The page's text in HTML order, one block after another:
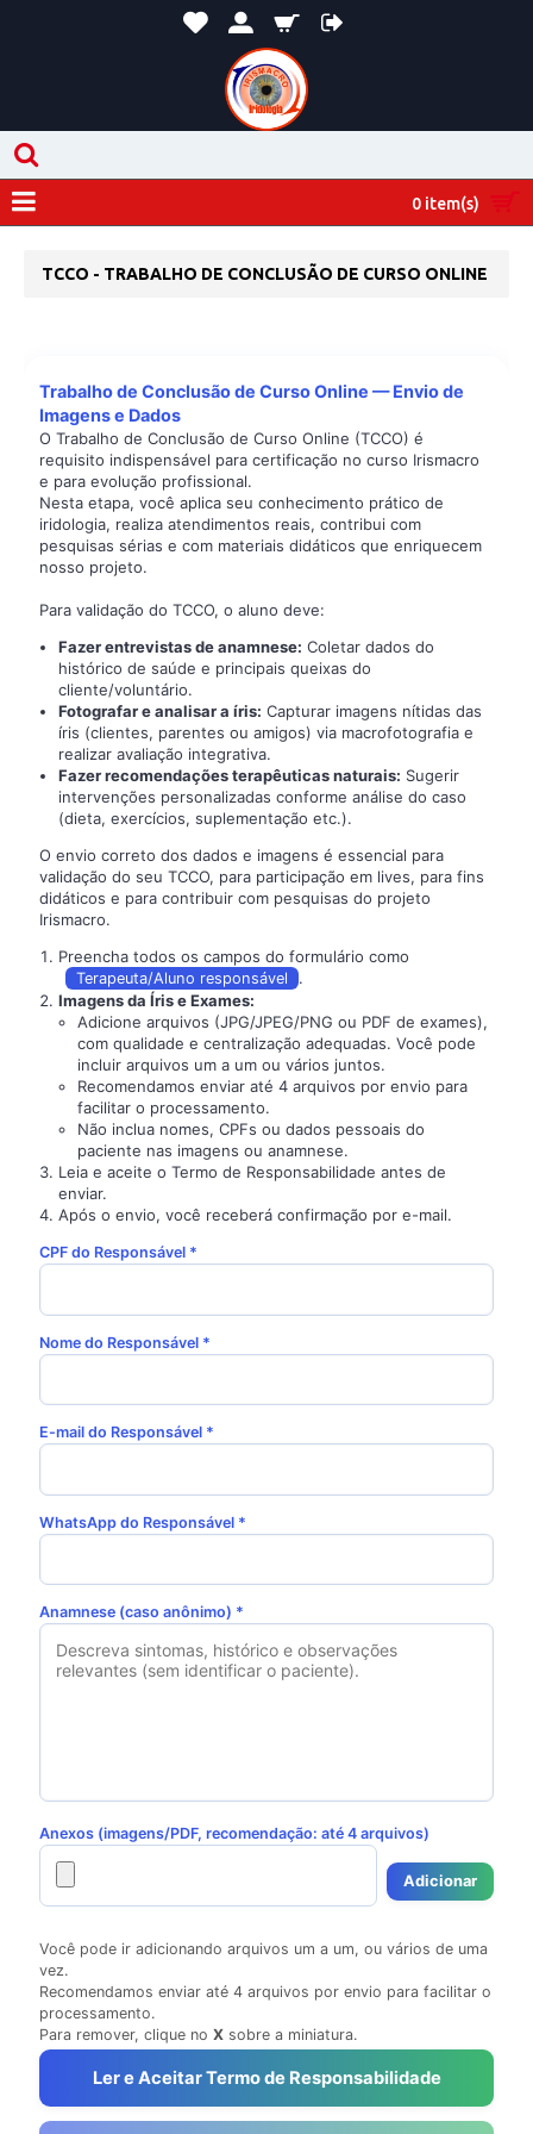
0 item(s)
TCCO - TRABALHO DE CONCLUSÃO DE CURSO ONLINE
Trabalho de Conclusão de Curso Online — Envio de
Imagens e Dados
O Trabalho de Conclusão de Curso Online (TCCO) é
requisito indispensável para certificação no curso Irismacro
e para evolução profissional.
Nesta etapa, você aplica seu conhecimento prático de
iridologia, realiza atendimentos reais, contribui com
pesquisas sérias e com materiais didáticos que enriquecem
nosso projeto.
Para validação do TCCO, o aluno deve:
Fazer entrevistas de anamnese: Coletar dados do
histórico de saúde e principais queixas do
cliente/voluntário.
Fotografar e analisar a íris: Capturar imagens nítidas das
íris (clientes, parentes ou amigos) via macrofotografia e
realizar avaliação integrativa.
Fazer recomendações terapêuticas naturais: Sugerir
intervenções personalizadas conforme análise do caso
(dieta, exercícios, suplementação etc.).
O envio correto dos dados e imagens é essencial para
validação do seu TCCO, para participação em lives, para fins
didáticos e para contribuir com pesquisas do projeto
Irismacro.
Preencha todos os campos do formulário como
Terapeuta/Aluno responsável
.
Imagens da Íris e Exames:
Adicione arquivos (JPG/JPEG/PNG ou PDF de exames),
com qualidade e centralização adequadas. Você pode
incluir arquivos um a um ou vários juntos.
Recomendamos enviar até 4 arquivos por envio para
facilitar o processamento.
Não inclua nomes, CPFs ou dados pessoais do
paciente nas imagens ou anamnese.
Leia e aceite o Termo de Responsabilidade antes de
enviar.
Após o envio, você receberá confirmação por e-mail.
CPF do Responsável *
Nome do Responsável *
E-mail do Responsável *
WhatsApp do Responsável *
Anamnese (caso anônimo) *
Anexos (imagens/PDF, recomendação: até 4 arquivos)
Adicionar
Você pode ir adicionando arquivos um a um, ou vários de uma
vez.
Recomendamos enviar até 4 arquivos por envio para facilitar o
processamento.
Para remover, clique noX sobre a miniatura.
Ler e Aceitar Termo de Responsabilidade